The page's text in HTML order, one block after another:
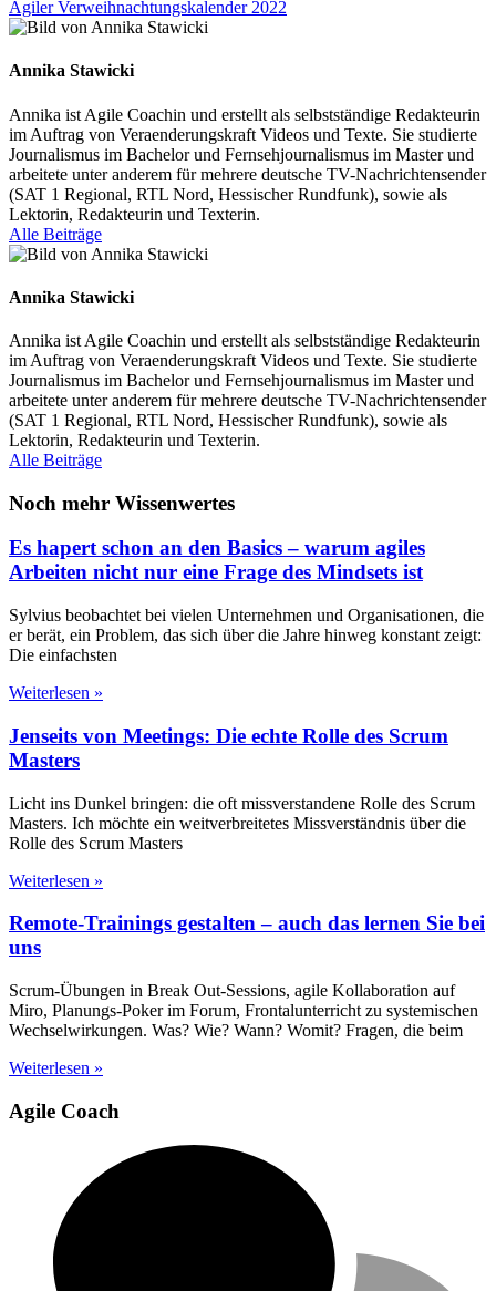
Agiler Verweihnachtungskalender 2022
Annika Stawicki
Annika ist Agile Coachin und erstellt als selbstständige Redakteurin
im Auftrag von Veraenderungskraft Videos und Texte. Sie studierte
Journalismus im Bachelor und Fernsehjournalismus im Master und
arbeitete unter anderem für mehrere deutsche TV-Nachrichtensender
(SAT 1 Regional, RTL Nord, Hessischer Rundfunk), sowie als
Lektorin, Redakteurin und Texterin.
Alle Beiträge
Annika Stawicki
Annika ist Agile Coachin und erstellt als selbstständige Redakteurin
im Auftrag von Veraenderungskraft Videos und Texte. Sie studierte
Journalismus im Bachelor und Fernsehjournalismus im Master und
arbeitete unter anderem für mehrere deutsche TV-Nachrichtensender
(SAT 1 Regional, RTL Nord, Hessischer Rundfunk), sowie als
Lektorin, Redakteurin und Texterin.
Alle Beiträge
Noch mehr Wissenwertes
Es hapert schon an den Basics – warum agiles
Arbeiten nicht nur eine Frage des Mindsets ist
Sylvius beobachtet bei vielen Unternehmen und Organisationen, die
er berät, ein Problem, das sich über die Jahre hinweg konstant zeigt:
Die einfachsten
Weiterlesen »
Jenseits von Meetings: Die echte Rolle des Scrum
Masters
Licht ins Dunkel bringen: die oft missverstandene Rolle des Scrum
Masters. Ich möchte ein weitverbreitetes Missverständnis über die
Rolle des Scrum Masters
Weiterlesen »
Remote-Trainings gestalten – auch das lernen Sie bei
uns
Scrum-Übungen in Break Out-Sessions, agile Kollaboration auf
Miro, Planungs-Poker im Forum, Frontalunterricht zu systemischen
Wechselwirkungen. Was? Wie? Wann? Womit? Fragen, die beim
Weiterlesen »
Agile Coach